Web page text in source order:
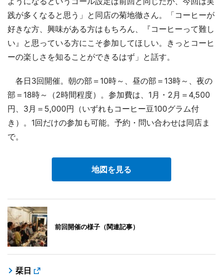
践が多くなると思う」と同店の菊地徹さん。「コーヒーが
好きな方、興味がある方はもちろん、『コーヒーって難し
い』と思っている方にこそ参加してほしい。きっとコーヒ
ーの楽しさを知ることができるはず」と話す。
各日3回開催。朝の部＝10時～、昼の部＝13時～、夜の
部＝18時～（2時間程度）。参加費は、1月・2月＝4,500
円、3月＝5,000円（いずれもコーヒー豆100グラム付
き）。1回だけの参加も可能。予約・問い合わせは同店ま
で。
地図を見る
前回開催の様子（関連記事）
栞日